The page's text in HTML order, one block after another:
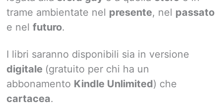
trame ambientate nel presente, nel passato
e nel futuro.
I libri saranno disponibili sia in versione
digitale (gratuito per chi ha un
abbonamento Kindle Unlimited) che
cartacea.